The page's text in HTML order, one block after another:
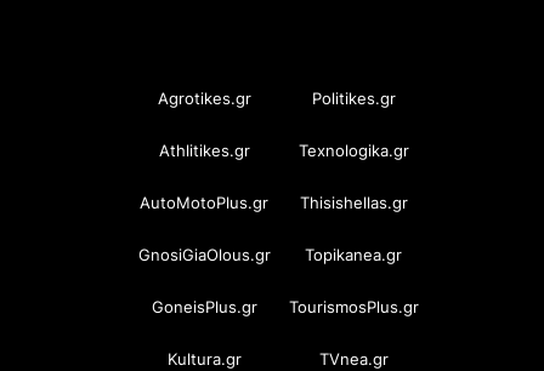
Agrotikes.gr Politikes.gr
Athlitikes.gr Texnologika.gr
AutoMotoPlus.gr Thisishellas.gr
GnosiGiaOlous.gr Topikanea.gr
GoneisPlus.gr TourismosPlus.gr
Kultura.gr TVnea.gr